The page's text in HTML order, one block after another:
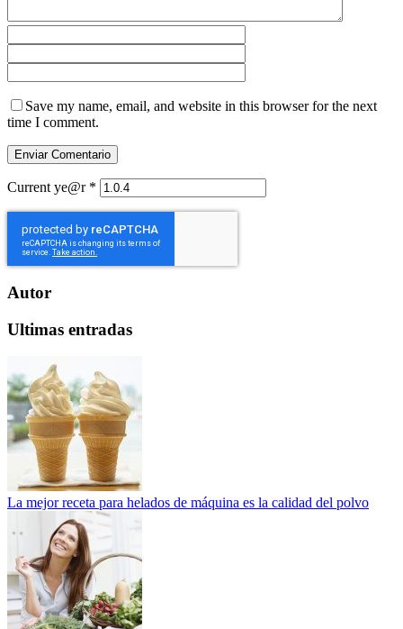
Save my name, email, and website in this browser for the next
time I comment.
Current ye@r *
Autor
Ultimas entradas
La mejor receta para helados de máquina es la calidad del polvo